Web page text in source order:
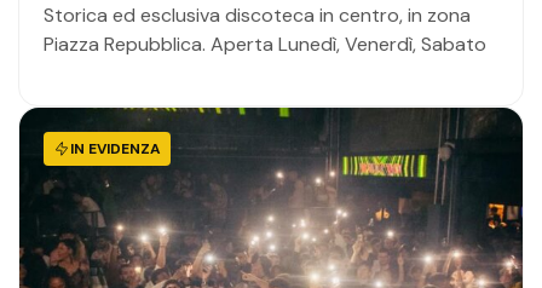
Storica ed esclusiva discoteca in centro, in zona
Piazza Repubblica. Aperta Lunedì, Venerdì, Sabato
IN EVIDENZA